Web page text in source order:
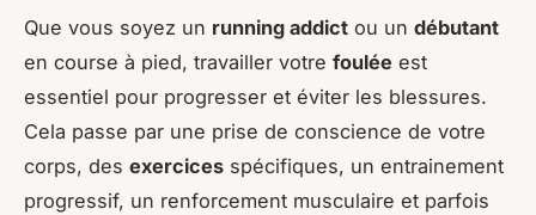
Que vous soyez un running addict ou un débutant
en course à pied, travailler votre foulée est
essentiel pour progresser et éviter les blessures.
Cela passe par une prise de conscience de votre
corps, des exercices spécifiques, un entrainement
progressif, un renforcement musculaire et parfois